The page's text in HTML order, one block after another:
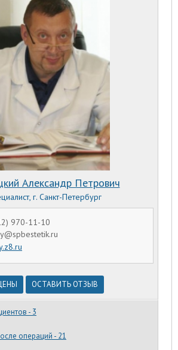
970-11-10
Александр Петрович
г. Санкт-Петербург
ОСТАВИТЬ ОТЗЫВ
- 3
операций - 21